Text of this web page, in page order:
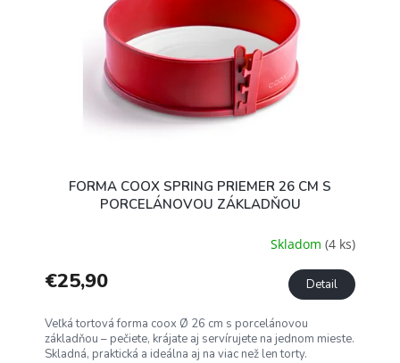
FORMA COOX SPRING PRIEMER 26 CM S
PORCELÁNOVOU ZÁKLADŇOU
Skladom (4 ks)
€25,90 Detail
Veľká tortová forma coox Ø 26 cm s porcelánovou
základňou – pečiete, krájate aj servírujete na jednom mieste.
Skladná, praktická a ideálna aj na viac než len torty.